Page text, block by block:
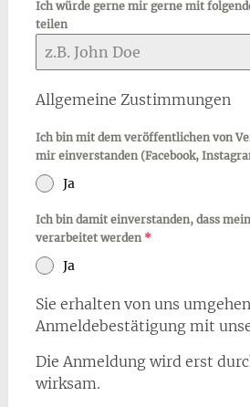
Ich würde gerne mir gerne mit
teilen
Allgemeine Zustimmungen
Ich bin mit dem veröffentlichen von
mir einverstanden (Facebook,
Ja
Ich bin damit einverstanden, dass
verarbeitet werden *
Ja
Sie erhalten von uns
Anmeldebestätigung mit
Die Anmeldung wird erst
wirksam.